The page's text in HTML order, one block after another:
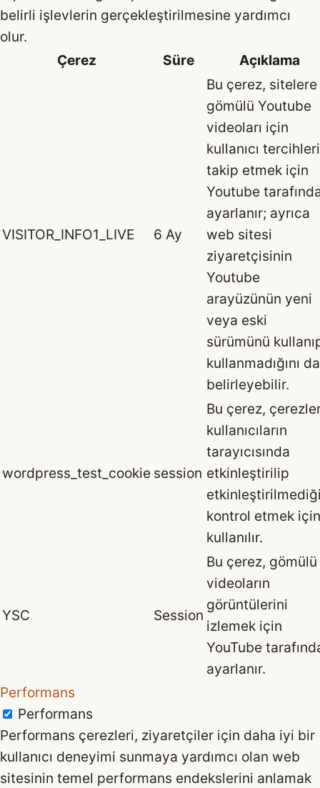
belirli işlevlerin gerçekleştirilmesine yardımcı
olur.
Çerez
Süre Açıklama
VISITOR_INFO1_LIVE 6 Ay
Bu çerez, sitelere
gömülü Youtube
videoları için
kullanıcı
takip etmek için
Youtube
ayarlanır; ayrıca
web sitesi
ziyaretçisinin
Youtube
arayüzünün yeni
veya eski
sürümünü
kullanmadığını da
belirleyebilir.
wordpress_test_cookie session
Bu çerez,
kullanıcıların
tarayıcısında
etkinleştirilip
kontrol etmek için
kullanılır.
YSC Session
Bu çerez, gömülü
videoların
görüntülerini
izlemek için
YouTube
ayarlanır.
Performans
Performans
Performans çerezleri, ziyaretçiler için daha iyi bir
kullanıcı deneyimi sunmaya yardımcı olan web
sitesinin temel performans endekslerini anlamak